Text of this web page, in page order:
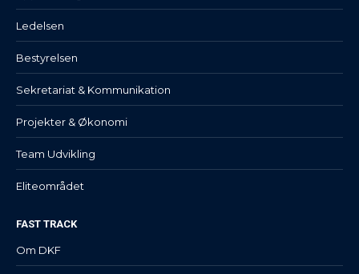
Ledelsen
Bestyrelsen
Sekretariat & Kommunikation
Projekter & Økonomi
Team Udvikling
Eliteområdet
FAST TRACK
Om DKF